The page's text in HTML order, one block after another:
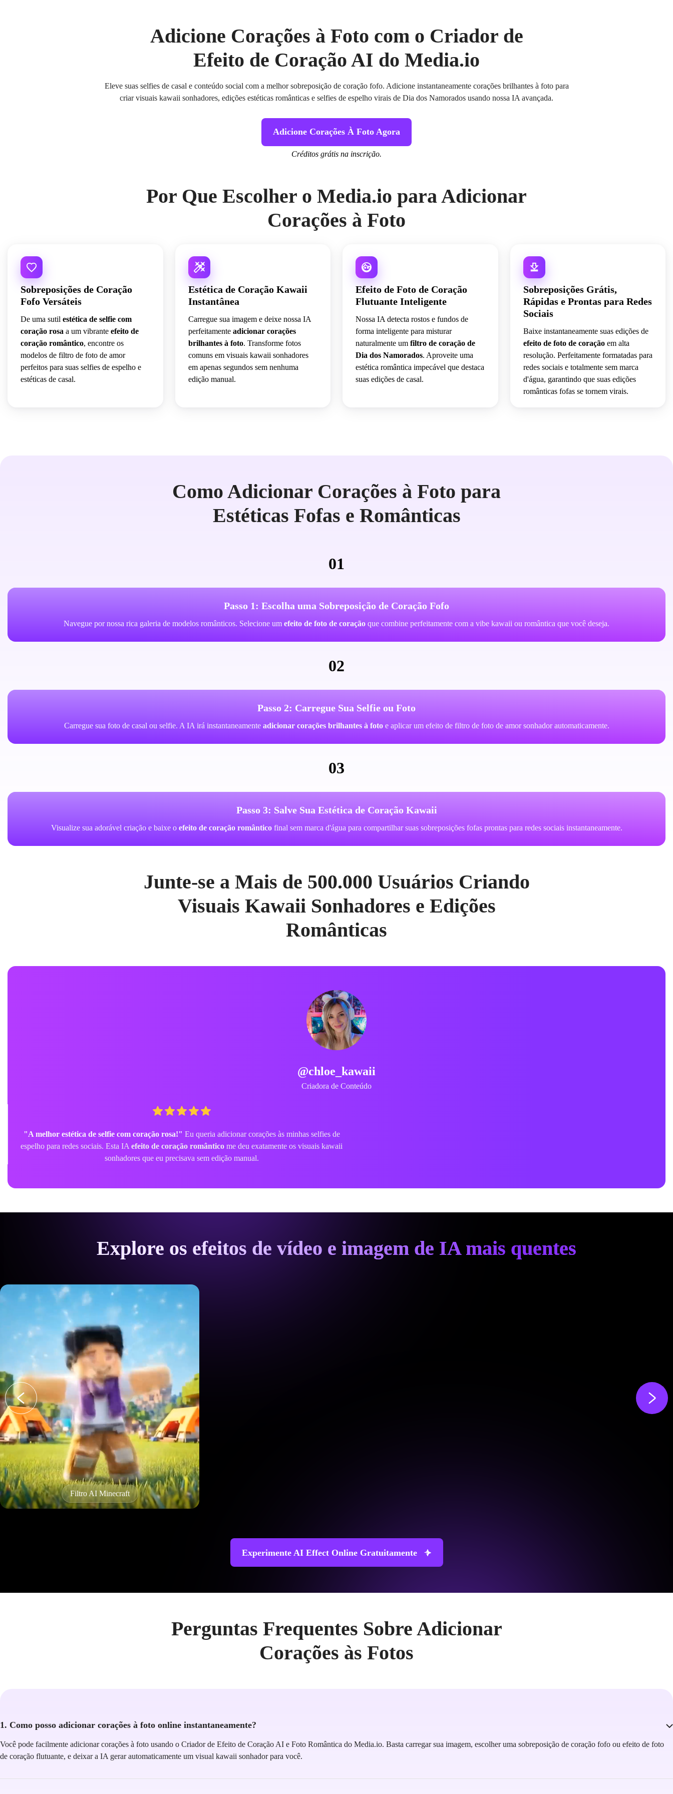
Adicione Corações à Foto com o Criador de
Efeito de Coração AI do Media.io
Eleve suas selfies de casal e conteúdo social com a melhor sobreposição de coração fofo. Adicione instantaneamente corações brilhantes à foto para
criar visuais kawaii sonhadores, edições estéticas românticas e selfies de espelho virais de Dia dos Namorados usando nossa IA avançada.
Adicione Corações À Foto Agora
Créditos grátis na inscrição.
Por Que Escolher o Media.io para Adicionar
Corações à Foto
Sobreposições de Coração
Fofo Versáteis
De uma sutil estética de selfie com
coração rosa a um vibrante efeito de
coração romântico, encontre os
modelos de filtro de foto de amor
perfeitos para suas selfies de espelho e
estéticas de casal.
Estética de Coração Kawaii
Instantânea
Carregue sua imagem e deixe nossa IA
perfeitamente adicionar corações
brilhantes à foto. Transforme fotos
comuns em visuais kawaii sonhadores
em apenas segundos sem nenhuma
edição manual.
Efeito de Foto de Coração
Flutuante Inteligente
Nossa IA detecta rostos e fundos de
forma inteligente para misturar
naturalmente um filtro de coração de
Dia dos Namorados. Aproveite uma
estética romântica impecável que destaca
suas edições de casal.
Sobreposições Grátis,
Rápidas e Prontas para Redes
Sociais
Baixe instantaneamente suas edições de
efeito de foto de coraçãoem alta
resolução. Perfeitamente formatadas para
redes sociais e totalmente sem marca
d'água, garantindo que suas edições
românticas fofas se tornem virais.
Como Adicionar Corações à Foto para
Estéticas Fofas e Românticas
01
Passo 1: Escolha uma Sobreposição de Coração Fofo
Navegue por nossa rica galeria de modelos românticos. Selecione um efeito de foto de coração que combine perfeitamente com a vibe kawaii ou romântica que você deseja.
02
Passo 2: Carregue Sua Selfie ou Foto
Carregue sua foto de casal ou selfie. A IA irá instantaneamente adicionar corações brilhantes à fotoe aplicar um efeito de filtro de foto de amor sonhador automaticamente.
03
Passo 3: Salve Sua Estética de Coração Kawaii
Visualize sua adorável criação e baixe o efeito de coração românticofinal sem marca d'água para compartilhar suas sobreposições fofas prontas para redes sociais instantaneamente.
Junte-se a Mais de 500.000 Usuários Criando
Visuais Kawaii Sonhadores e Edições
Românticas
@sarah_and_jake
Vloggers de Casal
"Perfeito para nossas edições de Dia dos Namorados!" Usamos oefeito de foto de coração
flutuantepara incrementar nossas fotos de aniversário. A sobreposição de coração fofo parece tão
natural, criando uma edição estética lindamente romântica.
Explore os efeitos de vídeo e imagem de IA mais quentes
Efeito twerking AI
Experimente AI Effect Online Gratuitamente
Perguntas Frequentes Sobre Adicionar
Corações às Fotos
1. Como posso adicionar corações à foto online instantaneamente?
Você pode facilmente adicionar corações à foto usando o Criador de Efeito de Coração AI e Foto Romântica do Media.io. Basta carregar sua imagem, escolher uma sobreposição de coração fofo ou efeito de foto
de coração flutuante, e deixar a IA gerar automaticamente um visual kawaii sonhador para você.